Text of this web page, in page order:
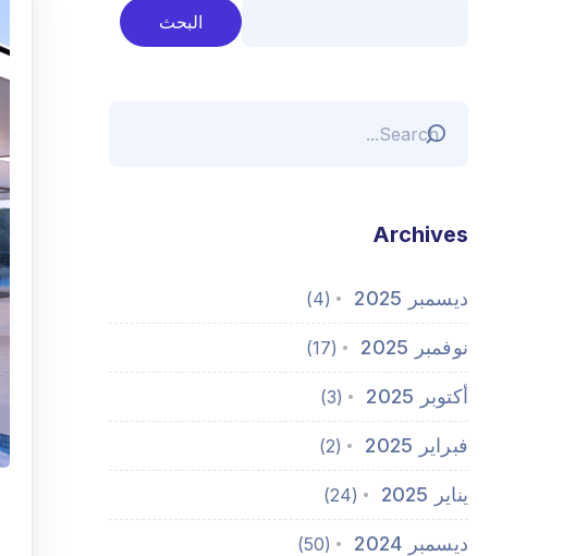
البحث
Archives
ديسمبر 2025 (4)
نوفمبر 2025 (17)
أكتوبر 2025 (3)
فبراير 2025 (2)
يناير 2025 (24)
ديسمبر 2024 (50)